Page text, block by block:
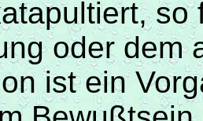
so
oder dem
ist ein